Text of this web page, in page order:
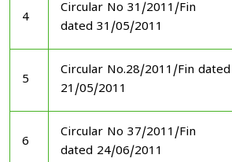
4
Circular No 31/2011/Fin
dated 31/05/2011
5
Circular No.28/2011/Fin dated
21/05/2011
6
Circular No 37/2011/Fin
dated 24/06/2011